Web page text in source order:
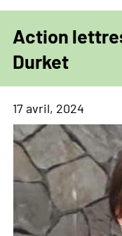
Action
Durket
17 avril, 2024